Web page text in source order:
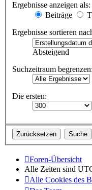
Ergebnisse anzeigen als:
Beiträge
Ergebnisse sortieren
Absteigend
Suchzeitraum begrenzen:
Die ersten:
Foren-Übersicht
Alle Zeiten sind
Alle Cookies des